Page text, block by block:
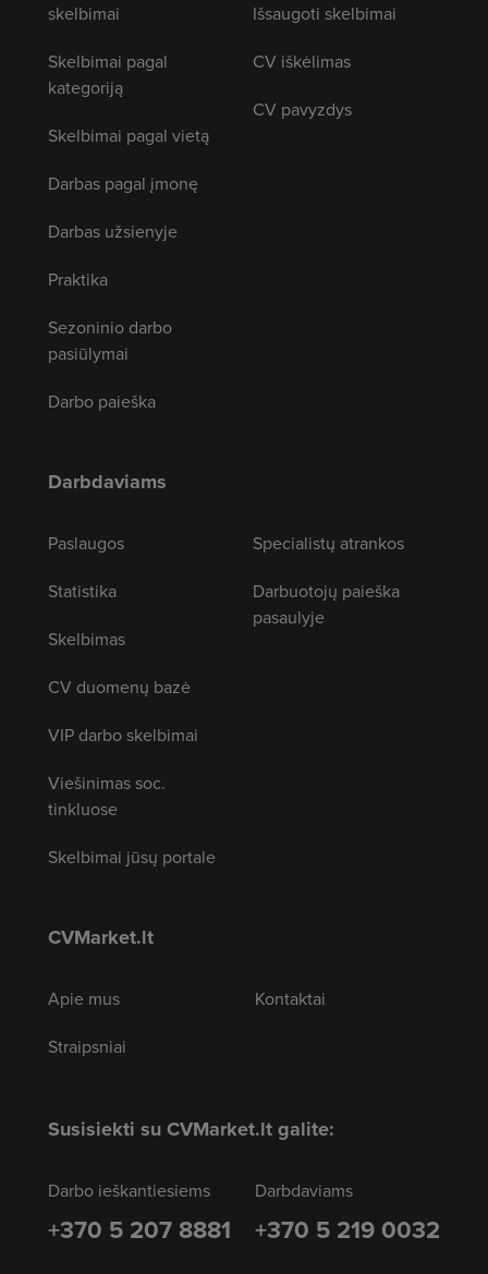
skelbimai
Skelbimai pagal
kategoriją
Skelbimai pagal vietą
Darbas pagal įmonę
Darbas užsienyje
Praktika
Sezoninio darbo
pasiūlymai
Darbo paieška
Išsaugoti skelbimai
CV iškėlimas
CV pavyzdys
Darbdaviams
Paslaugos
Statistika
Skelbimas
CV duomenų bazė
VIP darbo skelbimai
Viešinimas soc.
tinkluose
Skelbimai jūsų portale
Specialistų atrankos
Darbuotojų paieška
pasaulyje
CVMarket.lt
Apie mus
Straipsniai
Kontaktai
Susisiekti su CVMarket.lt galite:
Darbo ieškantiesiems
+370 5 207 8881
Darbdaviams
+370 5 219 0032